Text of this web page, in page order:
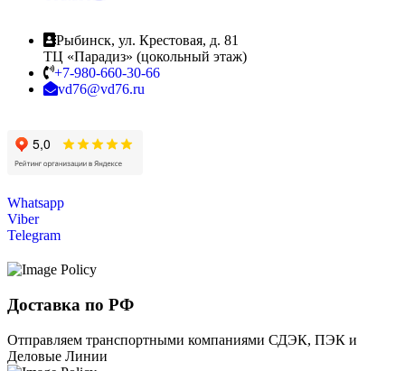
Рыбинск, ул. Крестовая, д. 81
ТЦ «Парадиз» (цокольный этаж)
+7-980-660-30-66
vd76@vd76.ru
Whatsapp
Viber
Telegram
Доставка по РФ
Отправляем транспортными компаниями СДЭК, ПЭК и
Деловые Линии